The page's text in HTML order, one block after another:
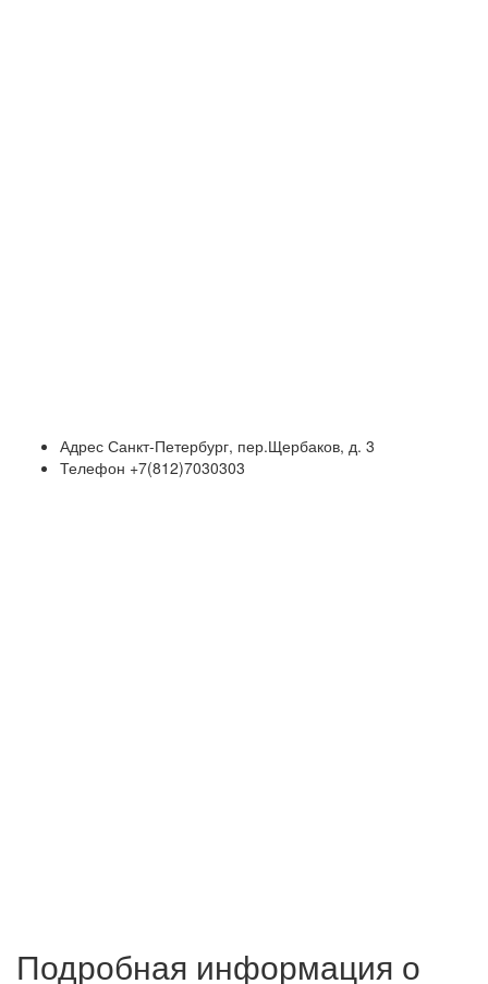
Адрес Санкт-Петербург, пер.Щербаков, д. 3
Телефон +7(812)7030303
Подробная информация о